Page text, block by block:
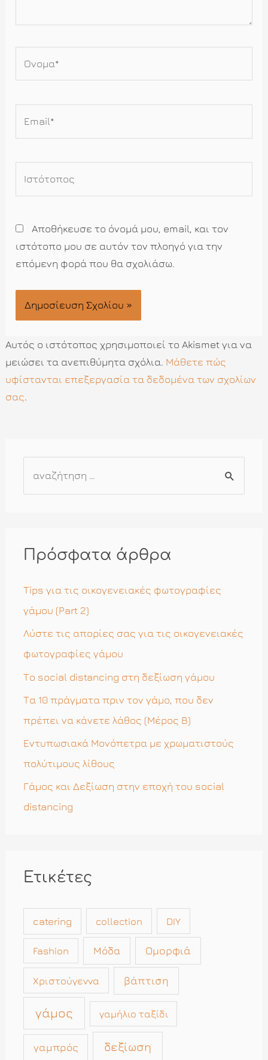
Αποθήκευσε το όνομά μου, email, και τον
ιστότοπο μου σε αυτόν τον πλοηγό για την
επόμενη φορά που θα σχολιάσω.
Αυτός ο ιστότοπος χρησιμοποιεί το Akismet για να
μειώσει τα ανεπιθύμητα σχόλια. Μάθετε πώς
υφίστανται επεξεργασία τα δεδομένα των σχολίων
σας.
ή
η
σ
η
γ
Πρόσφατα άρθρα
Tips για τις οικογενειακές φωτογραφίες
γάμου (Part 2)
Λύστε τις απορίες σας για τις οικογενειακές
φωτογραφίες γάμου
Το social distancing στη δεξίωση γάμου
Τα 10 πράγματα πριν τον γάμο, που δεν
πρέπει να κάνετε λάθος (Μέρος Β)
Εντυπωσιακά Μονόπετρα με χρωματιστούς
πολύτιμους λίθους
Γάμος και Δεξίωση στην εποχή του social
distancing
Ετικέτες
catering collection DIY
Fashion Μόδα Ομορφιά
Χριστούγεννα βάπτιση
γάμος γαμήλιο ταξίδι
γαμπρός δεξίωση